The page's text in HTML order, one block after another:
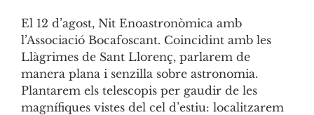
El 12 d’agost, Nit Enoastronòmica amb
l’Associació Bocafoscant. Coincidint amb les
Llàgrimes de Sant Llorenç, parlarem de
manera plana i senzilla sobre astronomia.
Plantarem els telescopis per gaudir de les
magnífiques vistes del cel d’estiu: localitzarem